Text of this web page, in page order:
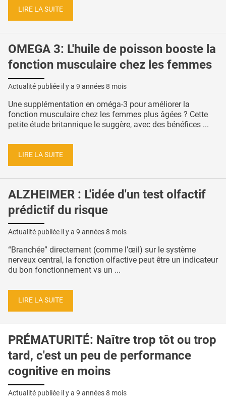
LIRE LA SUITE
OMEGA 3: L'huile de poisson booste la
fonction musculaire chez les femmes
Actualité publiée il y a 9 années 8 mois
Une supplémentation en oméga-3 pour améliorer la
fonction musculaire chez les femmes plus âgées ? Cette
petite étude britannique le suggère, avec des bénéfices ...
LIRE LA SUITE
ALZHEIMER : L'idée d'un test olfactif
prédictif du risque
Actualité publiée il y a 9 années 8 mois
“Branchée” directement (comme l’œil) sur le système
nerveux central, la fonction olfactive peut être un indicateur
du bon fonctionnement vs un ...
LIRE LA SUITE
PRÉMATURITÉ: Naître trop tôt ou trop
tard, c'est un peu de performance
cognitive en moins
Actualité publiée il y a 9 années 8 mois